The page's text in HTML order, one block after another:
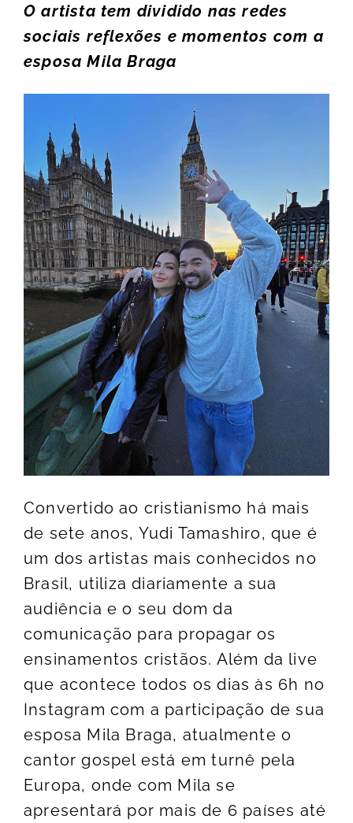
O artista tem dividido nas redes
sociais reflexões e momentos com a
esposa Mila Braga
Convertido ao cristianismo há mais
de sete anos, Yudi Tamashiro, que é
um dos artistas mais conhecidos no
Brasil, utiliza diariamente a sua
audiência e o seu dom da
comunicação para propagar os
ensinamentos cristãos. Além da live
que acontece todos os dias às 6h no
Instagram com a participação de sua
esposa Mila Braga, atualmente o
cantor gospel está em turnê pela
Europa, onde com Mila se
apresentará por mais de 6 países até